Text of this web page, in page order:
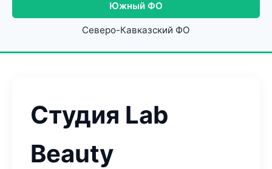
Южный ФО
Северо-Кавказский ФО
Студия Lab
Beauty